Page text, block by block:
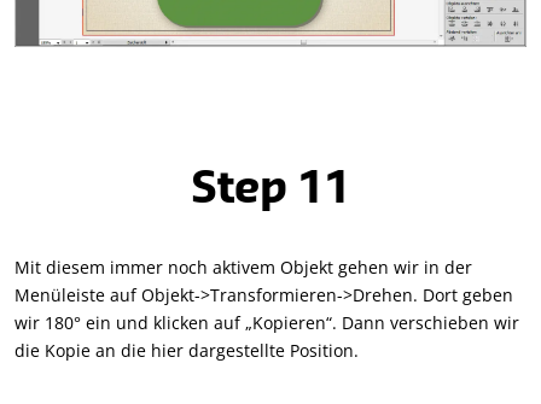
Step 11
Mit diesem immer noch aktivem Objekt gehen wir in der
Menüleiste auf Objekt->Transformieren->Drehen. Dort geben
wir 180° ein und klicken auf „Kopieren“. Dann verschieben wir
die Kopie an die hier dargestellte Position.